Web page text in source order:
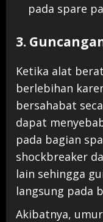
pada spare
3.
Ketika alat
berlebihan
bersahabat
dapat
pada bagian
shockbreaker
lain sehingga
langsung pada
Akibatnya,